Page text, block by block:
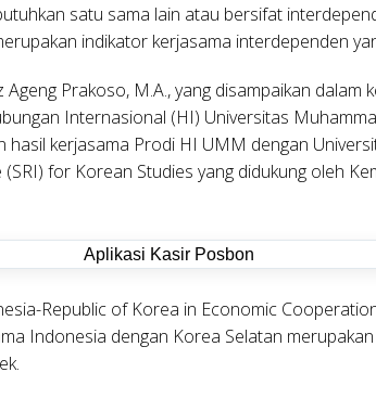
satu sama lain atau bersifat
indikator kerjasama interdependen
Prakoso, M.A., yang disampaikan dalam
Internasional (HI) Universitas
hasil kerjasama Prodi HI UMM dengan
for Korean Studies yang didukung oleh
Republic of Korea in Economic
Indonesia dengan Korea Selatan